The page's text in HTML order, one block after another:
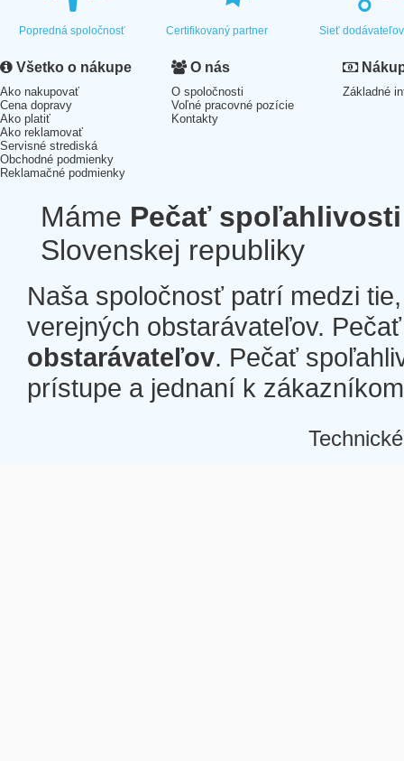
Popredná spoločnosť Certifikovaný partner Sieť dodávateľov
Všetko o nákupe
Ako nakupovať
Cena dopravy
Ako platiť
Ako reklamovať
Servisné strediská
Obchodné podmienky
Reklamačné podmienky
O nás
O spoločnosti
Voľné pracovné pozície
Kontakty
Základné
Máme Pečať spoľahlivosti
Slovenskej republiky
Naša spoločnosť patrí medzi
verejných obstarávateľov.
obstarávateľov. Pečať
prístupe a jednaní k